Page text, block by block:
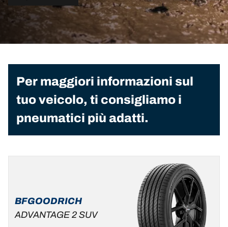
Per maggiori informazioni sul
tuo veicolo, ti consigliamo i
pneumatici più adatti.
BFGOODRICH
ADVANTAGE 2 SUV